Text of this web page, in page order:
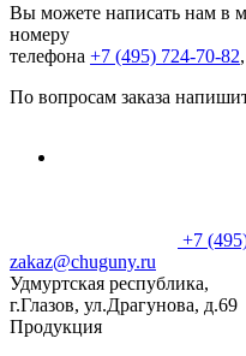
Вы можете написать нам в
номеру
телефона +7 (495) 724-70-82,
По вопросам заказа
+7
zakaz@chuguny.ru
Удмуртская республика,
г.Глазов, ул.Драгунова, д.69
Продукция